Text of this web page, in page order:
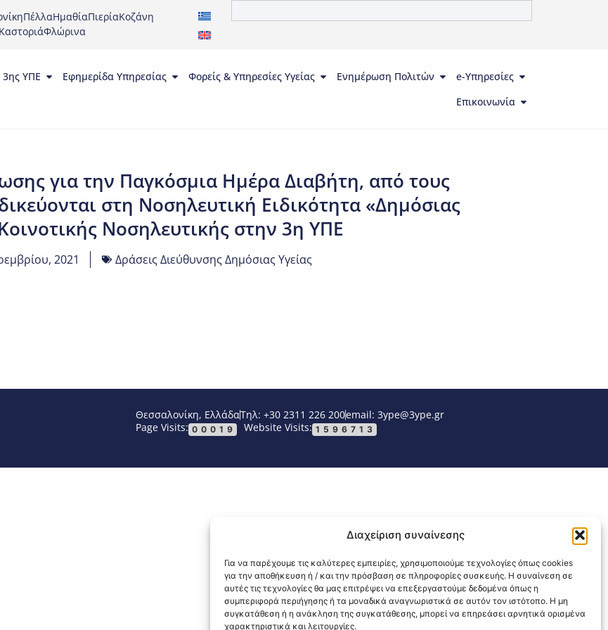
Διαχείριση συναίνεσης
Για να παρέχουμε τις καλύτερες εμπειρίες, χρησιμοποιούμε τεχνολογίες όπως cookies
για την αποθήκευση ή / και την πρόσβαση σε πληροφορίες συσκευής. Η συναίνεση σε
αυτές τις τεχνολογίες θα μας επιτρέψει να επεξεργαστούμε δεδομένα όπως η
συμπεριφορά περιήγησης ή τα μοναδικά αναγνωριστικά σε αυτόν τον ιστότοπο. Η μη
συγκατάθεση ή η ανάκληση της συγκατάθεσης, μπορεί να επηρεάσει αρνητικά ορισμένα
χαρακτηριστικά και λειτουργίες.
ΠέλλαΗμαθίαΠιερίαΚοζάνη
Φλώρινα
3ης ΥΠΕ Εφημερίδα Υπηρεσίας Φορείς & Υπηρεσίες Υγείας Ενημέρωση Πολιτών
e-Υπηρεσίες
Επικοινωνία
για την Παγκόσμια Ημέρα Διαβήτη, από τους
στη Νοσηλευτική Ειδικότητα «Δημόσιας
Νοσηλευτικής στην 3η ΥΠΕ
2021 Δράσεις Διεύθυνσης Δημόσιας Υγείας
Θεσσαλονίκη, ΕλλάδαΤηλ: +30 2311 226 200email: 3ype@3ype.gr
Page Visits: 00019 Website Visits: 1596713